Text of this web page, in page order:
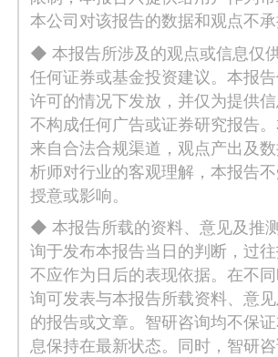
本公司对该报告的数据和观点不承
◆ 本报告所涉及的观点或信息仅
任何证券或基金投资建议。本报
许可的情况下发放，并仅为提供
不构成任何广告或证券研究报告
来自合法合规渠道，观点产出及
析师对行业的客观理解，本报告
授意或影响。
◆ 本报告所载的资料、意见及推
询于发布本报告当日的判断，过
不应作为日后的表现依据。在不
询可发表与本报告所载资料、意
的报告或文章。智研咨询均不保
息保持在最新状态。同时，智研